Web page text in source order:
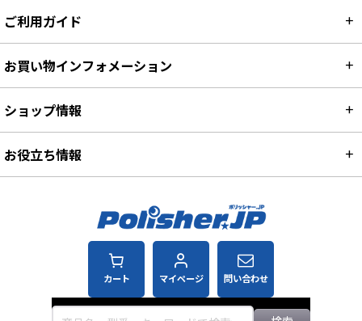
カート マイページ 問い合わせ
ご利用ガイド
お買い物インフォメーション
ショップ情報
お役立ち情報